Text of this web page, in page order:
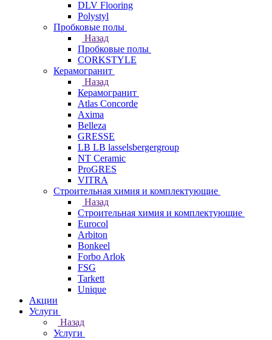
DLV Flooring
Polystyl
Пробковые полы
Назад
Пробковые полы
CORKSTYLE
Керамогранит
Назад
Керамогранит
Atlas Concorde
Axima
Belleza
GRESSE
LB LB lasselsbergergroup
NT Ceramic
ProGRES
VITRA
Строительная химия и комплектующие
Назад
Строительная химия и комплектующие
Eurocol
Arbiton
Bonkeel
Forbo Arlok
FSG
Tarkett
Unique
Акции
Услуги
Назад
Услуги